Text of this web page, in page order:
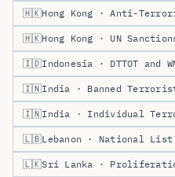
🇭🇰Hong Kong · Anti-
🇭🇰Hong Kong · UN
🇮🇩Indonesia · DTTOT and
🇮🇳India · Banned
🇮🇳India · Individual
🇱🇧Lebanon · National List
🇱🇰Sri Lanka ·